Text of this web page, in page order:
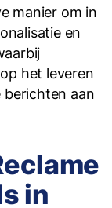
manier om in
en
het leveren
berichten aan
in